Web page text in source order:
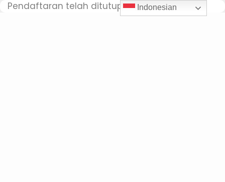
Pendaftaran telah ditutup Indonesian